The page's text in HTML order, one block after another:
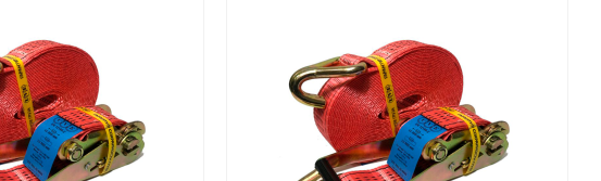
Отправлено - 2026-08-06
Количество заказов 12
Отправлено - 2026-08-
Количество заказов 12